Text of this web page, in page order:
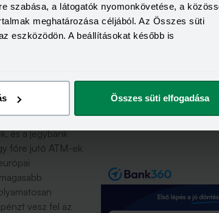
szabása, a látogatók nyomonkövetése, a
meghatározása céljából. Az Összes süti
eszközödön. A beállításokat később is
Összes süti elfogadása
lehetett
hogy ez a
tagbankjai
és a jegybank
főre jutó ATM-ek
vesz fel az